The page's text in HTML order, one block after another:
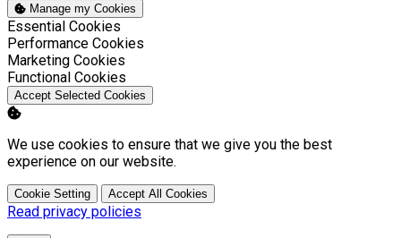
Manage my Cookies
Enable
Essential Cookies
Enable
Performance Cookies
Enable
Marketing Cookies
Enable
Functional Cookies
Accept Selected Cookies
We use cookies to ensure that we give you the best
experience on our website.
Cookie Setting Accept All Cookies
Read privacy policies